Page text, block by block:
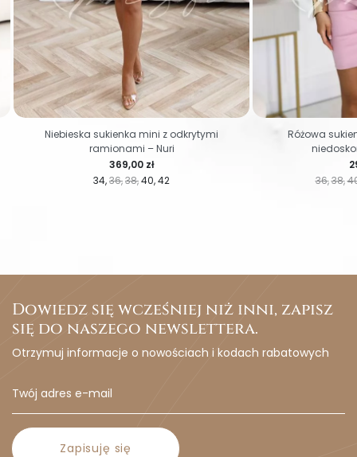
34 36 38 40 42
Cena
369,00 zł
Niebieska sukienka mini z odkrytymi
ramionami – Nuri
36 38
Różowa
Dowiedz się wcześniej niż inni, zapisz
się do naszego newslettera.
Otrzymuj informacje o nowościach i kodach rabatowych
Zapisuję się